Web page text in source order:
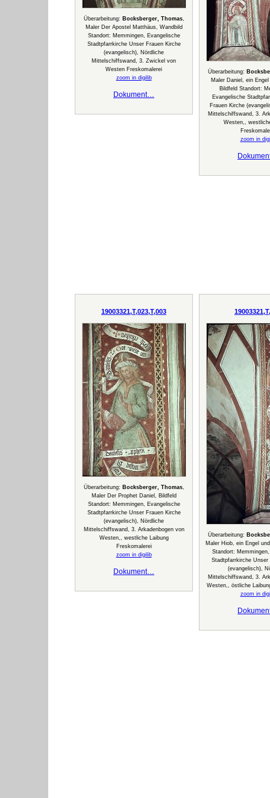
Überarbeitung: Bocksberger, Thomas,
Maler Der Apostel Matthäus, Wandbild
Standort: Memmingen, Evangelische
Stadtpfarrkirche Unser Frauen Kirche
(evangelisch), Nördliche
Mittelschiffswand, 3. Zwickel von
Westen Freskomalerei
zoom in digilib
Dokument…
Überarbeitung:
Maler Daniel, ein
Bildfeld Standort:
Evangelische
Frauen Kirche
Mittelschiffswand, 3.
Westen,,
zoom in
19003321,T,023,T,003
Überarbeitung: Bocksberger, Thomas,
Maler Der Prophet Daniel, Bildfeld
Standort: Memmingen, Evangelische
Stadtpfarrkirche Unser Frauen Kirche
(evangelisch), Nördliche
Mittelschiffswand, 3. Arkadenbogen von
Westen,, westliche Laibung
Freskomalerei
zoom in digilib
Dokument…
Überarbeitung:
Maler Hiob, ein Engel
Standort:
Stadtpfarrkirche Unser
(evangelisch),
Mittelschiffswand, 3.
Westen,, östliche
zoom in